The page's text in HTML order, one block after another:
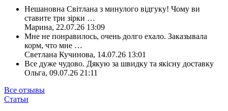
Нешановна Світлана з минулого відгуку! Чому ви
ставите три зірки …
Марина, 22.07.26 13:09
Мне не понравилось, очень долго ехало. Заказывала
корм, что мне …
Светлана Кучинова, 14.07.26 13:01
Все дуже чудово. Дякую за швидку та якісну доставку
Ольга, 09.07.26 21:11
Все отзывы
Статьи